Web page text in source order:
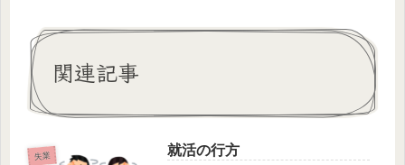
関連記事
失業 就活の行方